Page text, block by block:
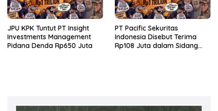
JPU KPK Tuntut PT Insight
Investments Management
Pidana Denda Rp650 Juta
PT Pacific Sekuritas
Indonesia Disebut Terima
Rp108 Juta dalam Sidang